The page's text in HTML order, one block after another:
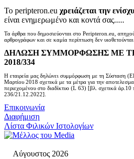
Το peripteron.eu χρειάζεται την
είναι ενημερωμένο και κοντά σας.....
Τα άρθρα που δημοσιεύονται στο Peripteron.eu,
αρθρογράφων και σε καμία περίπτωση δεν
ΔΗΛΩΣΗ ΣΥΜΜΟΡΦΩΣΗΣ ΜΕ
2018/334
Η εταιρεία μας δηλώνει συμμόρφωση με τη Σύσταση
Μαρτίου 2018 σχετικά με τα μέτρα για την
περιεχομένου στο διαδίκτυο (L 63) [βλ. σχετικά
236/21.12.2022].
Επικοινωνία
Διαφήμιση
Λίστα Φιλικών Ιστολογίων
Αύγουστος 2026